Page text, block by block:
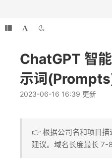
ChatGPT 智
示词
2023-06-16 16:39 更新
👉 根据公司名和项目描
建议。域名长度最长 7-8